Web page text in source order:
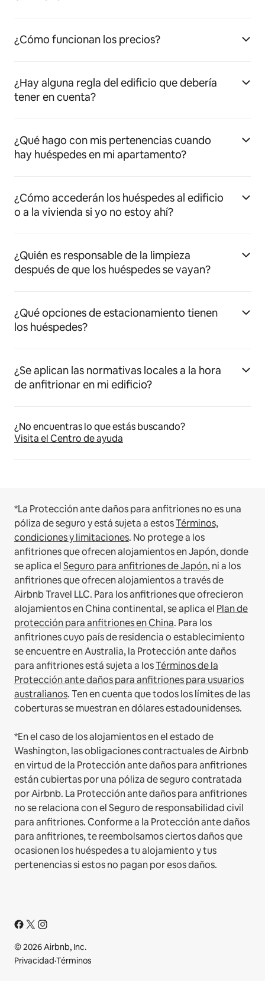
¿Cómo funcionan los precios?
¿Hay alguna regla del edificio que debería
tener en cuenta?
¿Qué hago con mis pertenencias cuando
hay huéspedes en mi apartamento?
¿Cómo accederán los huéspedes al edificio
o a la vivienda si yo no estoy ahí?
¿Quién es responsable de la limpieza
después de que los huéspedes se vayan?
¿Qué opciones de estacionamiento tienen
los huéspedes?
¿Se aplican las normativas locales a la hora
de anfitrionar en mi edificio?
¿No encuentras lo que estás buscando?
Visita el Centro de ayuda
*La Protección ante daños para anfitriones no es una
póliza de seguro y está sujeta a estosTérminos,
condiciones y limitaciones. No protege a los
anfitriones que ofrecen alojamientos en Japón, donde
se aplica elSeguro para anfitriones de Japón, ni a los
anfitriones que ofrecen alojamientos a través de
Airbnb Travel LLC. Para los anfitriones que ofrecieron
alojamientos en China continental, se aplica el Plan de
protección para anfitriones en China. Para los
anfitriones cuyo país de residencia o establecimiento
se encuentre en Australia, la Protección ante daños
para anfitriones está sujeta a losTérminos de la
Protección ante daños para anfitriones para usuarios
australianos. Ten en cuenta que todos los límites de las
coberturas se muestran en dólares estadounidenses.
*En el caso de los alojamientos en el estado de
Washington, las obligaciones contractuales de Airbnb
en virtud de la Protección ante daños para anfitriones
están cubiertas por una póliza de seguro contratada
por Airbnb. La Protección ante daños para anfitriones
no se relaciona con el Seguro de responsabilidad civil
para anfitriones. Conforme a la Protección ante daños
para anfitriones, te reembolsamos ciertos daños que
ocasionen los huéspedes a tu alojamiento y tus
pertenencias si estos no pagan por esos daños.
© 2026 Airbnb, Inc.
Privacidad·Términos